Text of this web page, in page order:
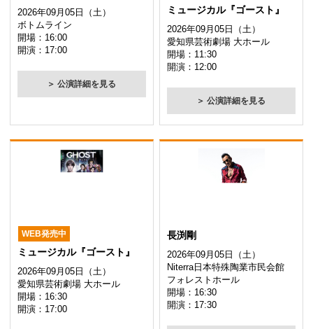
2026年09月05日（土）
ボトムライン
開場：16:00
開演：17:00
＞ 公演詳細を見る
ミュージカル『ゴースト』
2026年09月05日（土）
愛知県芸術劇場 大ホール
開場：11:30
開演：12:00
＞ 公演詳細を見る
WEB発売中
ミュージカル『ゴースト』
2026年09月05日（土）
愛知県芸術劇場 大ホール
開場：16:30
開演：17:00
長渕剛
2026年09月05日（土）
Niterra日本特殊陶業市民会館
フォレストホール
開場：16:30
開演：17:30